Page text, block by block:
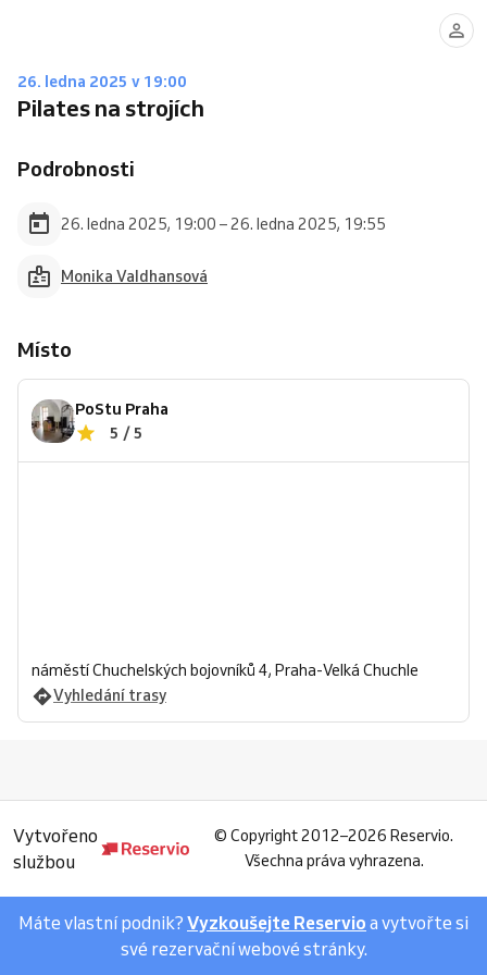
26. ledna 2025 v 19:00
Pilates na strojích
Podrobnosti
26. ledna 2025, 19:00 – 26. ledna 2025, 19:55
Monika Valdhansová
Místo
PoStu Praha
5 / 5
náměstí Chuchelských bojovníků 4, Praha-Velká Chuchle
Vyhledání trasy
Vytvořeno
službou
© Copyright 2012–2026 Reservio.
Všechna práva vyhrazena.
Máte vlastní podnik? Vyzkoušejte Reservio a vytvořte si
své rezervační webové stránky.